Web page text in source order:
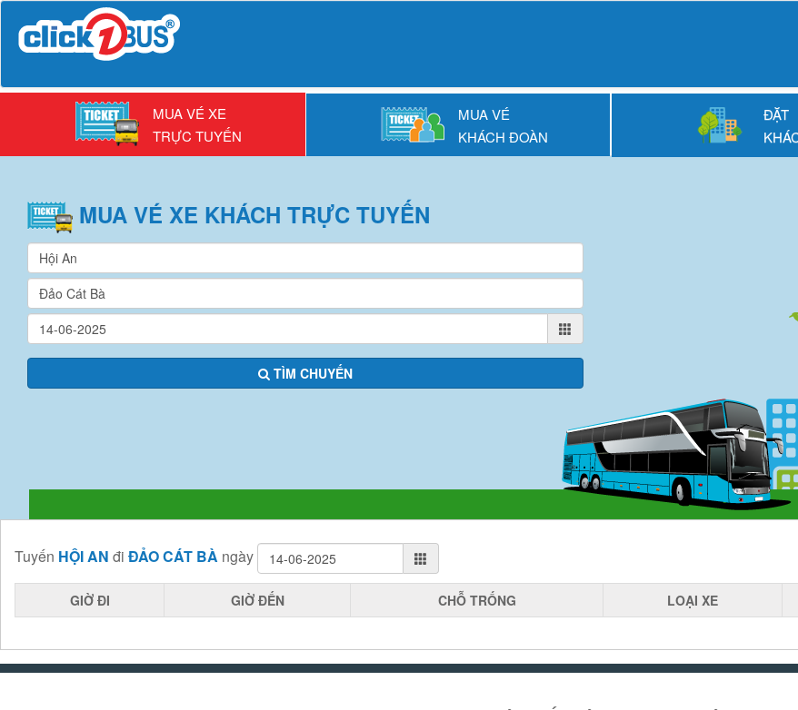
MUA VÉ XE
TRỰC TUYẾN
MUA VÉ
KHÁCH ĐOÀN
ĐẶT
MUA VÉ XE KHÁCH TRỰC TUYẾN
TÌM CHUYẾN
Tuyến HỘI AN đi ĐẢO CÁT BÀ ngày
GIỜ ĐI GIỜ ĐẾN CHỖ TRỐNG LOẠI XE